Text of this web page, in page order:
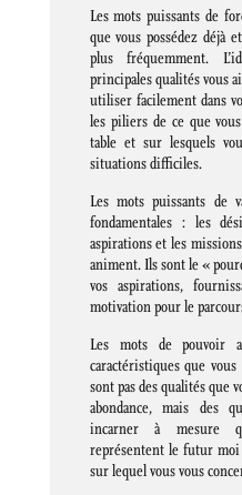
Les mots puissants de
que vous possédez déjà
plus fréquemment.
principales qualités vous
utiliser facilement dans
les piliers de ce que
table et sur lesquels
situations difficiles.
Les mots puissants de
fondamentales : les
aspirations et les
animent. Ils sont le «
vos aspirations,
motivation pour le
Les mots de pouvoir
caractéristiques que
sont pas des qualités que
abondance, mais des
incarner à mesure
représentent le futur moi
sur lequel vous vous